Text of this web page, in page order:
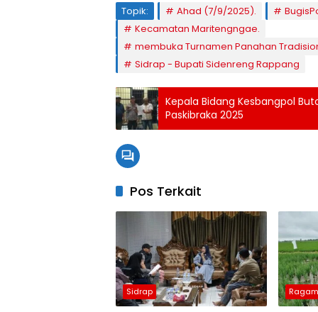
Topik:
Ahad (7/9/2025).
Kecamatan Maritengngae.
membuka Turnamen Panahan
Sidrap - Bupati Sidenreng Rappang
Kepala Bidang Kesbangpol
Paskibraka 2025
Pos Terkait
Sidrap